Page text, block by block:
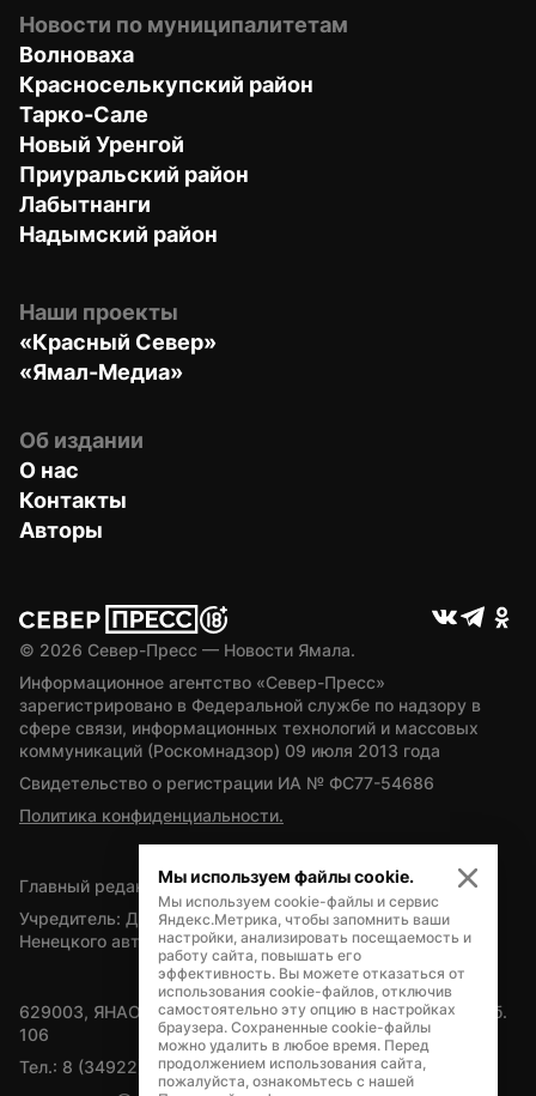
Новости по муниципалитетам
Волноваха
Красноселькупский район
Тарко-Сале
Новый Уренгой
Приуральский район
Лабытнанги
Надымский район
Наши проекты
«Красный Север»
«Ямал-Медиа»
Об издании
О нас
Контакты
Авторы
© 2026 Север-Пресс — Новости Ямала.
Информационное агентство «Север-Пресс»
зарегистрировано в Федеральной службе по надзору в
сфере связи, информационных технологий и массовых
коммуникаций (Роскомнадзор) 09 июля 2013 года
Свидетельство о регистрации ИА № ФС77-54686
Политика конфиденциальности.
Главный редактор — А.Л. Поздеев
Учредитель: Департамент внутренней политики Ямало-
Ненецкого автономного округа
629003, ЯНАО, Салехард, мкр. Богдана Кнунянца, д.1, каб.
106
Тел.: 8 (34922) 71262
Мы используем файлы cookie.
Мы используем cookie-файлы и сервис
Яндекс.Метрика, чтобы запомнить ваши
настройки, анализировать посещаемость и
работу сайта, повышать его
эффективность. Вы можете отказаться от
использования cookie-файлов, отключив
самостоятельно эту опцию в настройках
браузера. Сохраненные cookie-файлы
можно удалить в любое время. Перед
продолжением использования сайта,
пожалуйста, ознакомьтесь с нашей